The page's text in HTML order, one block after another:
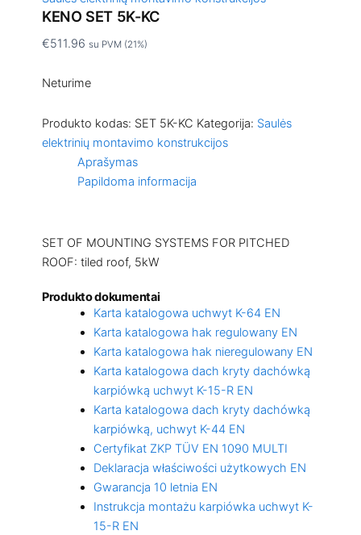
KENO SET 5K-KC
€511.96 su PVM (21%)
Neturime
Produkto kodas: SET 5K-KC Kategorija: Saulės
elektrinių montavimo konstrukcijos
Aprašymas
Papildoma informacija
SET OF MOUNTING SYSTEMS FOR PITCHED
ROOF: tiled roof, 5kW
Produkto dokumentai
Karta katalogowa uchwyt K-64 EN
Karta katalogowa hak regulowany EN
Karta katalogowa hak nieregulowany EN
Karta katalogowa dach kryty dachówką
karpiówką uchwyt K-15-R EN
Karta katalogowa dach kryty dachówką
karpiówką, uchwyt K-44 EN
Certyfikat ZKP TÜV EN 1090 MULTI
Deklaracja właściwości użytkowych EN
Gwarancja 10 letnia EN
Instrukcja montażu karpiówka uchwyt K-
15-R EN